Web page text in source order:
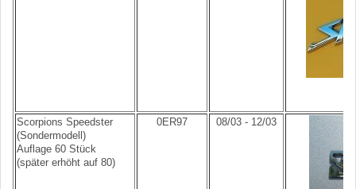
Scorpions Speedster
(Sondermodell)
Auflage 60 Stück
(später erhöht auf 80)
0ER97 08/03 - 12/03